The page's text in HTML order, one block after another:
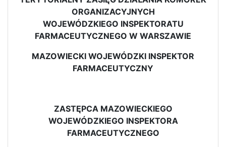
ORGANIZACYJNYCH
WOJEWÓDZKIEGO INSPEKTORATU
FARMACEUTYCZNEGO W WARSZAWIE
MAZOWIECKI WOJEWÓDZKI INSPEKTOR
FARMACEUTYCZNY
ZASTĘPCA MAZOWIECKIEGO
WOJEWÓDZKIEGO INSPEKTORA
FARMACEUTYCZNEGO